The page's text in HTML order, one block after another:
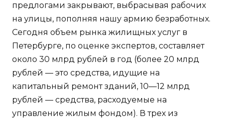
предлогами закрывают, выбрасывая рабочих
на улицы, пополняя нашу армию безработных.
Сегодня объем рынка жилищных услуг в
Петербурге, по оценке экспертов, составляет
около 30 млрд рублей в год (более 20 млрд
рублей — это средства, идущие на
капитальный ремонт зданий, 10—12 млрд
рублей — средства, расходуемые на
управление жилым фондом). В трех из